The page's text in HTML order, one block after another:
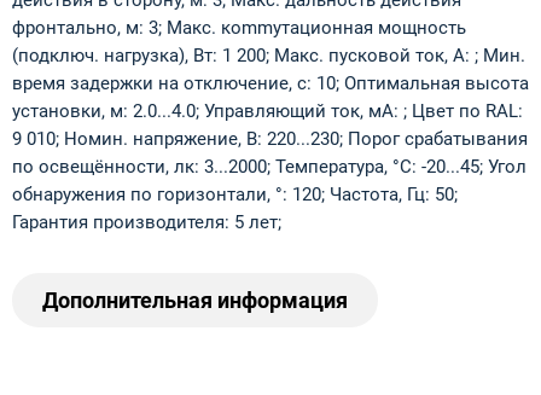
фронтально, м: 3; Макс. коmmутационная мощность
(подключ. нагрузка), Вт: 1 200; Макс. пусковой ток, А: ; Мин.
время задержки на отключение, с: 10; Оптимальная высота
установки, м: 2.0...4.0; Управляющий ток, мА: ; Цвет по RAL:
9 010; Номин. напряжение, В: 220...230; Порог срабатывания
по освещённости, лк: 3...2000; Температура, °C: -20...45; Угол
обнаружения по горизонтали, °: 120; Частота, Гц: 50;
Гарантия производителя: 5 лет;
Дополнительная информация